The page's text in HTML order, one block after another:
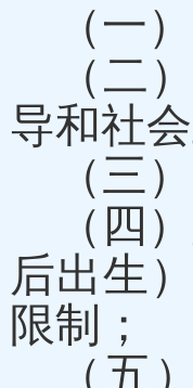
（一
（二
导和社
（三
（四
后出生
限制；
（五